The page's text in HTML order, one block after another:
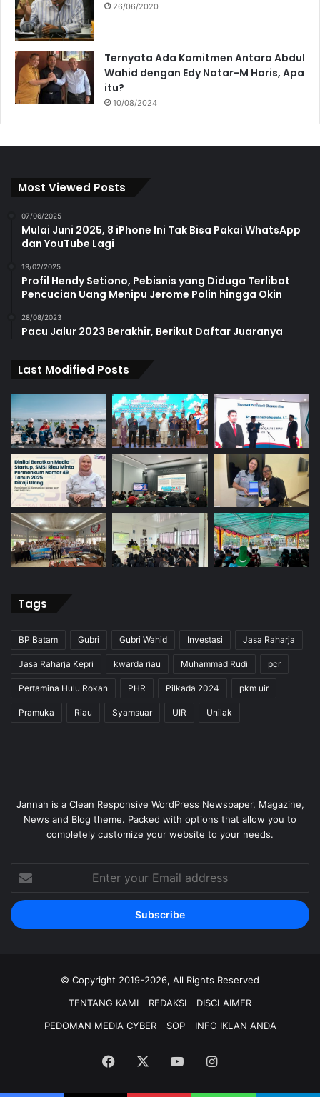
26/06/2020
Ternyata Ada Komitmen Antara Abdul
Wahid dengan Edy Natar-M Haris, Apa
itu?
10/08/2024
Most Viewed Posts
07/06/2025
Mulai Juni 2025, 8 iPhone Ini Tak Bisa Pakai WhatsApp
dan YouTube Lagi
19/02/2025
Profil Hendy Setiono, Pebisnis yang Diduga Terlibat
Pencucian Uang Menipu Jerome Polin hingga Okin
28/08/2023
Pacu Jalur 2023 Berakhir, Berikut Daftar Juaranya
Last Modified Posts
Tags
BP Batam Gubri Gubri Wahid Investasi Jasa Raharja
Jasa Raharja Kepri kwarda riau Muhammad Rudi pcr
Pertamina Hulu Rokan PHR Pilkada 2024 pkm uir
Pramuka Riau Syamsuar UIR Unilak
Jannah is a Clean Responsive WordPress Newspaper, Magazine,
News and Blog theme. Packed with options that allow you to
completely customize your website to your needs.
your
Email
address
© Copyright 2019-2026, All Rights Reserved
TENTANG KAMI
REDAKSI
DISCLAIMER
PEDOMAN MEDIA CYBER
SOP INFO IKLAN ANDA
Facebook YouTubeInstagram